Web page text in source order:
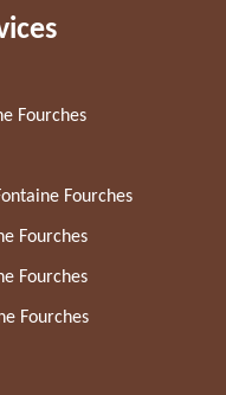
Fourches
Fourches
Fourches
Fourches
Fourches